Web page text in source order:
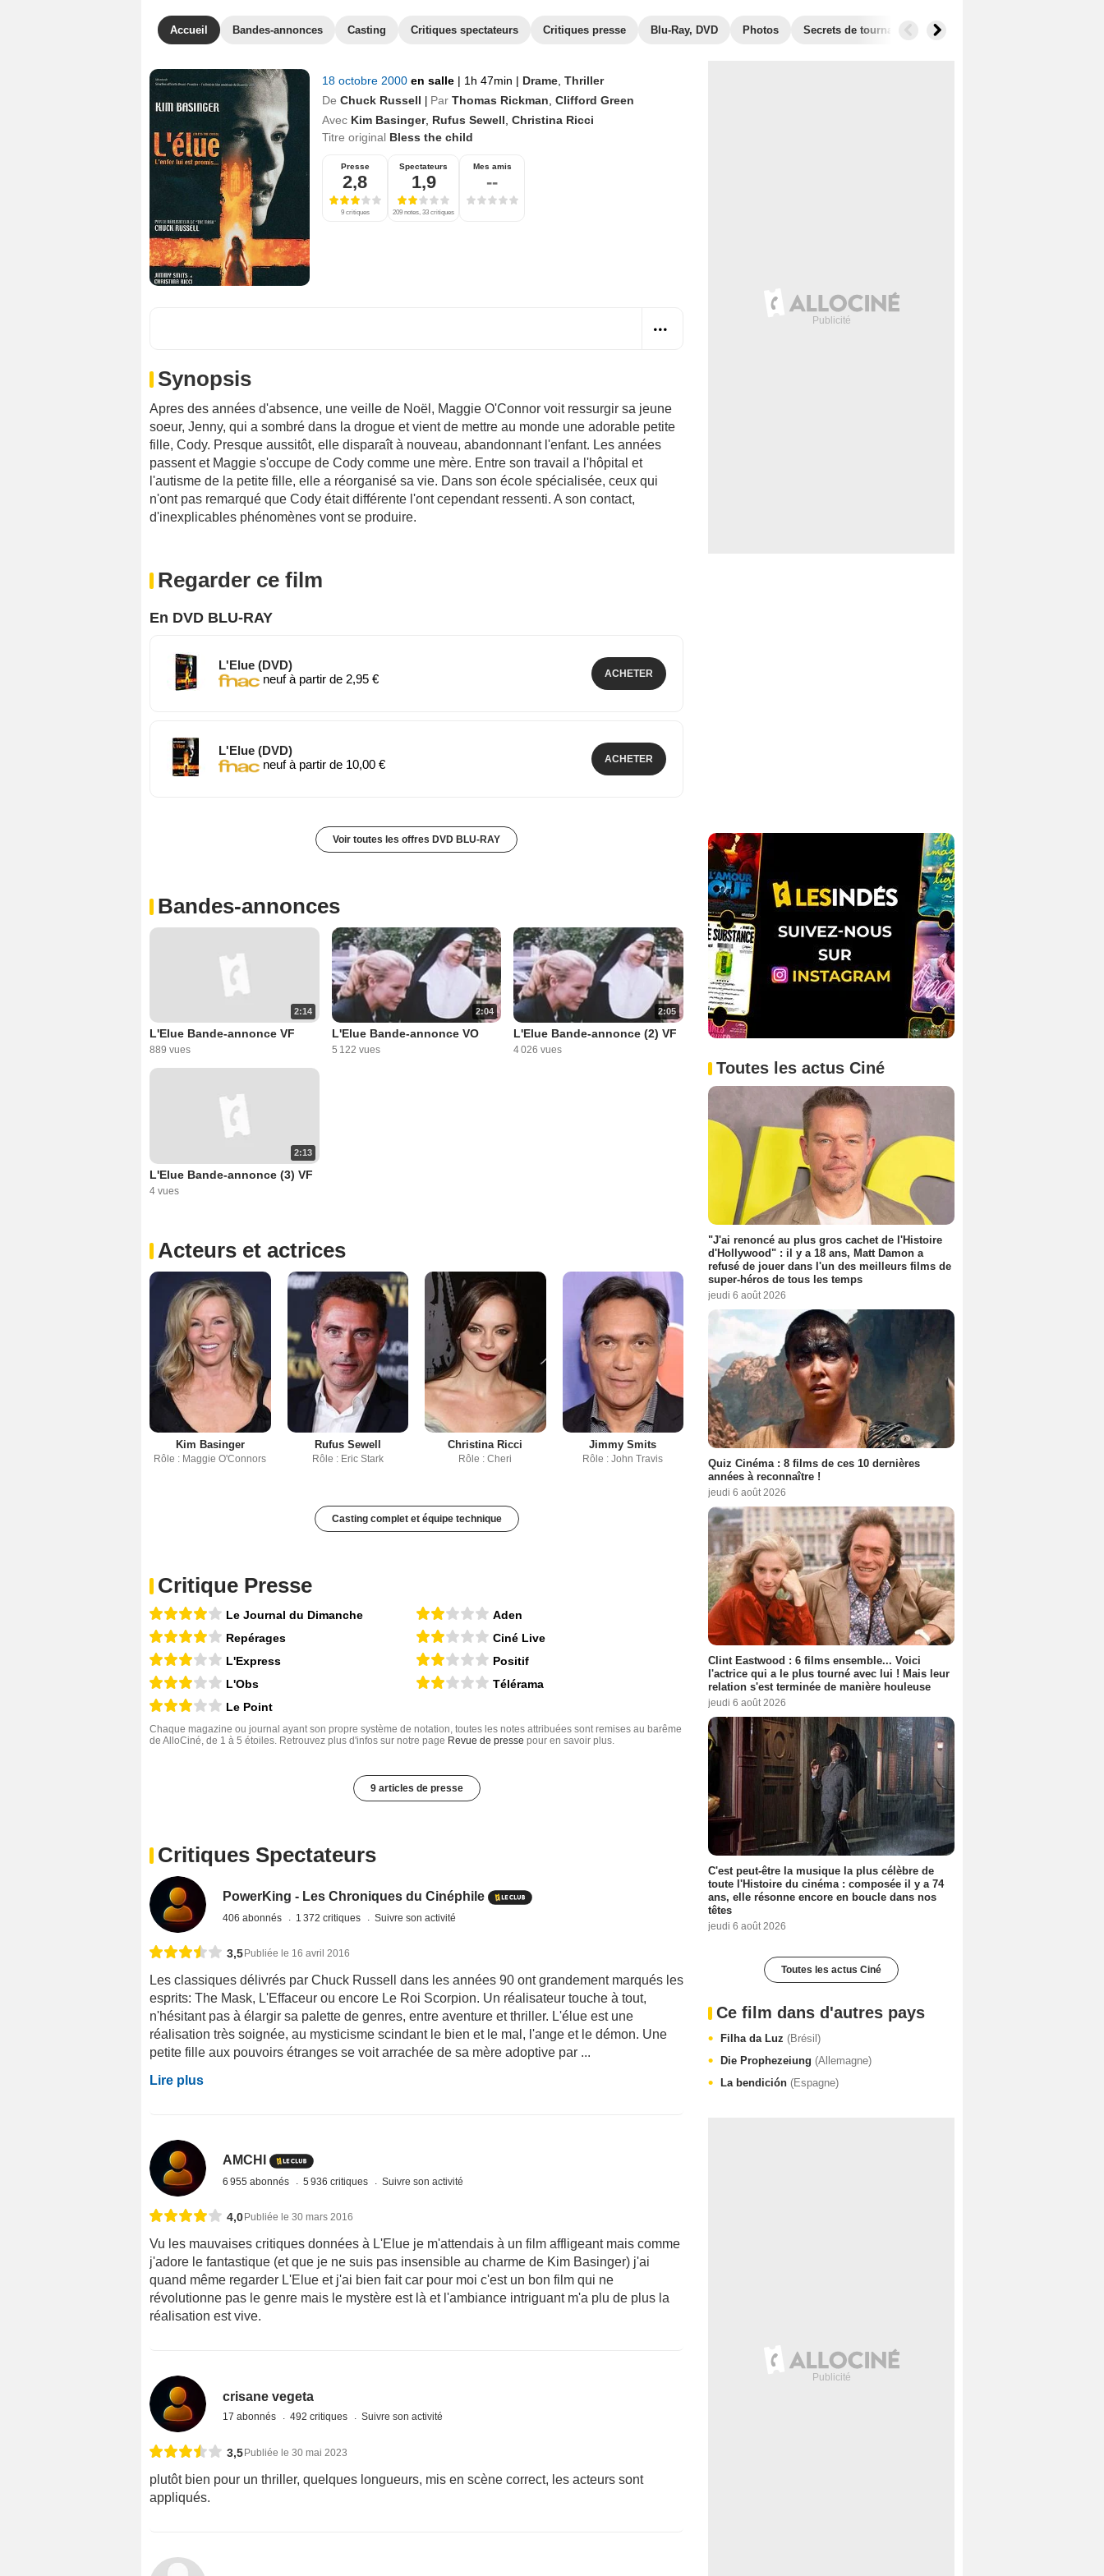
Accueil Bandes-annonces Casting Critiques spectateurs Critiques presse Blu-Ray, DVD Photos Secrets de tournage Films similaires
18 octobre 2000 en salle | 1h 47min | Drame Thriller
De Chuck Russell Par Thomas Rickman Clifford Green
Avec Kim Basinger, Rufus Sewell Christina Ricci
Titre original Bless the child
Presse
2,8
9 critiques
Spectateurs
1,9
209 notes, 33 critiques
Mes amis
--
Synopsis
Apres des années d'absence, une veille de Noël, Maggie O'Connor voit ressurgir sa jeune
soeur, Jenny, qui a sombré dans la drogue et vient de mettre au monde une adorable petite
fille, Cody. Presque aussitôt, elle disparaît à nouveau, abandonnant l'enfant. Les années
passent et Maggie s'occupe de Cody comme une mère. Entre son travail a l'hôpital et
l'autisme de la petite fille, elle a réorganisé sa vie. Dans son école spécialisée, ceux qui
n'ont pas remarqué que Cody était différente l'ont cependant ressenti. A son contact,
d'inexplicables phénomènes vont se produire.
Regarder ce film
En DVD BLU-RAY
L'Elue (DVD)
neuf à partir de 2,95 €
ACHETER
L'Elue (DVD)
neuf à partir de 10,00 €
ACHETER
Voir toutes les offres DVD BLU-RAY
Bandes-annonces
2:14
L'Elue Bande-annonce VF
889 vues
2:04
L'Elue Bande-annonce VO
5 122 vues
2:05
L'Elue Bande-annonce (2) VF
4 026 vues
2:13
L'Elue Bande-annonce (3) VF
4 vues
Acteurs et actrices
Kim Basinger
Rôle : Maggie O'Connors
Rufus Sewell
Rôle : Eric Stark
Christina Ricci
Rôle : Cheri
Jimmy Smits
Rôle : John Travis
Casting complet et équipe technique
Critique Presse
Le Journal du Dimanche
Repérages
L'Express
L'Obs
Le Point
Aden
Ciné Live
Positif
Télérama
Chaque magazine ou journal ayant son propre système de notation, toutes les notes attribuées sont remises au barême
de AlloCiné, de 1 à 5 étoiles. Retrouvez plus d'infos sur notre page Revue de presse pour en savoir plus.
9 articles de presse
Critiques Spectateurs
PowerKing - Les Chroniques du Cinéphile
406 abonnés 1 372 critiques Suivre son activité
3,5 Publiée le 16 avril 2016
Les classiques délivrés par Chuck Russell dans les années 90 ont grandement marqués les
esprits: The Mask, L'Effaceur ou encore Le Roi Scorpion. Un réalisateur touche à tout,
n'hésitant pas à élargir sa palette de genres, entre aventure et thriller. L'élue est une
réalisation très soignée, au mysticisme scindant le bien et le mal, l'ange et le démon. Une
petite fille aux pouvoirs étranges se voit arrachée de sa mère adoptive par ...
Lire plus
AMCHI
6 955 abonnés 5 936 critiques Suivre son activité
4,0 Publiée le 30 mars 2016
Vu les mauvaises critiques données à L'Elue je m'attendais à un film affligeant mais comme
j'adore le fantastique (et que je ne suis pas insensible au charme de Kim Basinger) j'ai
quand même regarder L'Elue et j'ai bien fait car pour moi c'est un bon film qui ne
révolutionne pas le genre mais le mystère est là et l'ambiance intriguant m'a plu de plus la
réalisation est vive.
crisane vegeta
17 abonnés 492 critiques Suivre son activité
3,5 Publiée le 30 mai 2023
plutôt bien pour un thriller, quelques longueurs, mis en scène correct, les acteurs sont
appliqués.
Toutes les actus Ciné
"J'ai renoncé au plus gros cachet de l'Histoire
d'Hollywood" : il y a 18 ans, Matt Damon a
refusé de jouer dans l'un des meilleurs films de
super-héros de tous les temps
jeudi 6 août 2026
Quiz Cinéma : 8 films de ces 10 dernières
années à reconnaître !
jeudi 6 août 2026
Clint Eastwood : 6 films ensemble... Voici
l'actrice qui a le plus tourné avec lui ! Mais leur
relation s'est terminée de manière houleuse
jeudi 6 août 2026
C'est peut-être la musique la plus célèbre de
toute l'Histoire du cinéma : composée il y a 74
ans, elle résonne encore en boucle dans nos
têtes
jeudi 6 août 2026
Toutes les actus Ciné
Ce film dans d'autres pays
Filha da Luz (Brésil)
Die Prophezeiung (Allemagne)
La bendición (Espagne)